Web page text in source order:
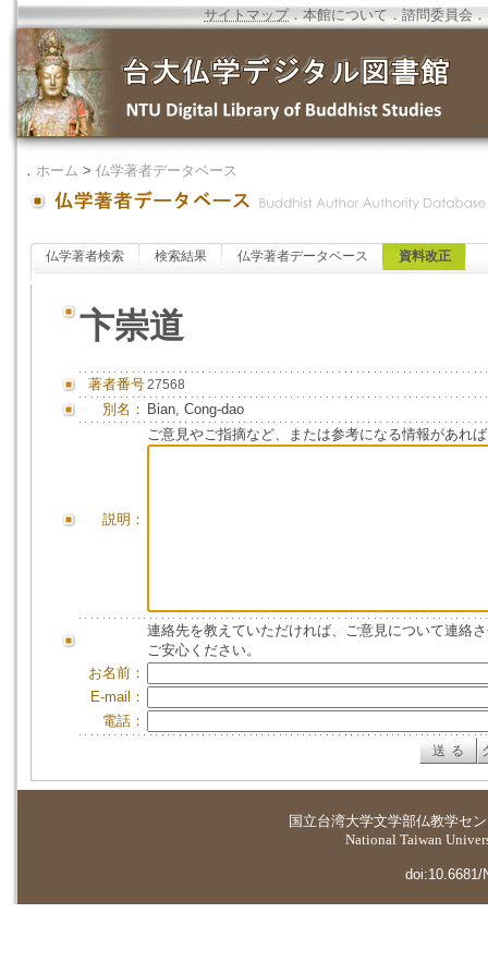
サイトマップ．本館について ．諮問委員会 ．
． ホーム > 仏学著者データベース
仏学著者検索 検索結果 仏学著者データベース 資料改正
卞崇道
著者番号27568
別名： Bian, Cong-dao
説明：
ご意見やご指摘など、または参考になる情報があれ
連絡先を教えていただければ、ご意見について連絡
ご安心ください。
お名前：
E-mail：
電話：
国立台湾大学文学部仏教学セ
National Taiwan
doi:10.6681/